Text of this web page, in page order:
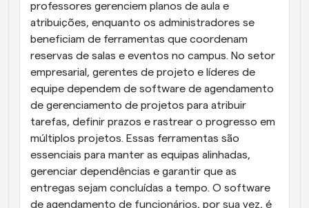
professores gerenciem planos de aula e
atribuições, enquanto os administradores se
beneficiam de ferramentas que coordenam
reservas de salas e eventos no campus. No setor
empresarial, gerentes de projeto e líderes de
equipe dependem de software de agendamento
de gerenciamento de projetos para atribuir
tarefas, definir prazos e rastrear o progresso em
múltiplos projetos. Essas ferramentas são
essenciais para manter as equipas alinhadas,
gerenciar dependências e garantir que as
entregas sejam concluídas a tempo. O software
de agendamento de funcionários, por sua vez, é